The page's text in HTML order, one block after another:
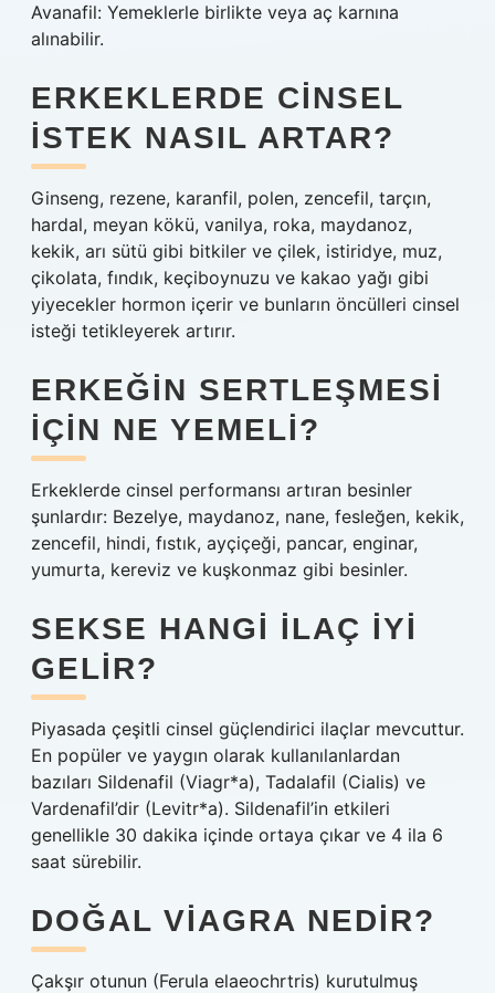
Avanafil: Yemeklerle birlikte veya aç karnına
alınabilir.
ERKEKLERDE CINSEL
ISTEK NASIL ARTAR?
Ginseng, rezene, karanfil, polen, zencefil, tarçın,
hardal, meyan kökü, vanilya, roka, maydanoz,
kekik, arı sütü gibi bitkiler ve çilek, istiridye, muz,
çikolata, fındık, keçiboynuzu ve kakao yağı gibi
yiyecekler hormon içerir ve bunların öncülleri cinsel
isteği tetikleyerek artırır.
ERKEĞIN SERTLEŞMESI
IÇIN NE YEMELI?
Erkeklerde cinsel performansı artıran besinler
şunlardır: Bezelye, maydanoz, nane, fesleğen, kekik,
zencefil, hindi, fıstık, ayçiçeği, pancar, enginar,
yumurta, kereviz ve kuşkonmaz gibi besinler.
SEKSE HANGI ILAÇ IYI
GELIR?
Piyasada çeşitli cinsel güçlendirici ilaçlar mevcuttur.
En popüler ve yaygın olarak kullanılanlardan
bazıları Sildenafil (Viagr*a), Tadalafil (Cialis) ve
Vardenafil’dir (Levitr*a). Sildenafil’in etkileri
genellikle 30 dakika içinde ortaya çıkar ve 4 ila 6
saat sürebilir.
DOĞAL VIAGRA NEDIR?
Çakşır otunun (Ferula elaeochrtris) kurutulmuş